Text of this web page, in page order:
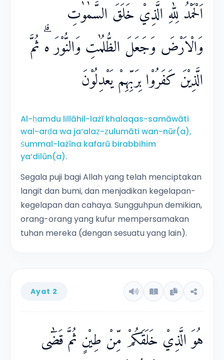
dipergunakan untuk mendekatkan diri kepada
tuhan mereka. Juga dalam surat ini disebutkan
hukum-hukum yang berkenaan dengan
binatang ternak itu.
اَلْحَمْدُ لِلّٰهِ الَّذِيْ خَلَقَ السَّمٰوٰتِ
وَالْاَرْضَ وَجَعَلَ الظُّلُمٰتِ وَالنُّوْرَ ەۗ ثُمَّ
الَّذِيْنَ كَفَرُوْا بِرَبِّهِمْ يَعْدِلُوْنَ
Al-ḥamdu lillāhil-lażī khalaqas-samāwāti
wal-arḍa wa ja‘alaẓ-ẓulumāti wan-nūr(a),
ṡummal-lażīna kafarū birabbihim
ya‘dilūn(a).
Segala puji bagi Allah yang telah menciptakan
langit dan bumi, dan menjadikan kegelapan-
kegelapan dan cahaya. Sungguhpun demikian,
orang-orang yang kufur mempersamakan
tuhan mereka (dengan sesuatu yang lain).
Ayat 2
هُوَ الَّذِيْ خَلَقَكُمْ مِّنْ طِيْنٍ ثُمَّ قَضٰٓى